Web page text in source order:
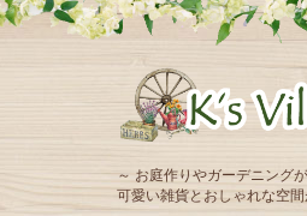
～ お庭作りやガーデニング
可愛い雑貨とおしゃれな空